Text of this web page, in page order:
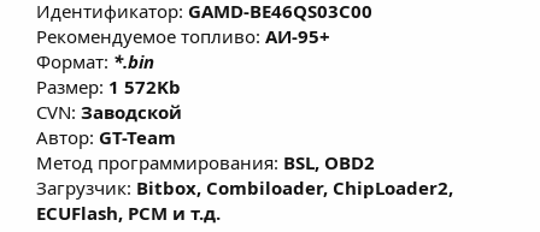
мощностного прироста во избежание
увеличения расхода топлива (газа) у
владельцев.
Идентификатор: GAMD-BE46QS03C00
Рекомендуемое топливо: АИ-95+
Формат: *.bin
Размер: 1 572Kb
CVN: Заводской
Автор: GT-Team
Метод программирования: BSL, OBD2
Загрузчик: Bitbox, Combiloader, ChipLoader2,
ECUFlash, PCM и т.д.